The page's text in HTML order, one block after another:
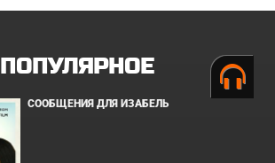
ПОПУЛЯРНОЕ
СООБЩЕНИЯ ДЛЯ ИЗАБЕЛЬ